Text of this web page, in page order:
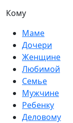
Кому
Маме
Дочери
Женщине
Любимой
Семье
Мужчине
Ребенку
Деловому